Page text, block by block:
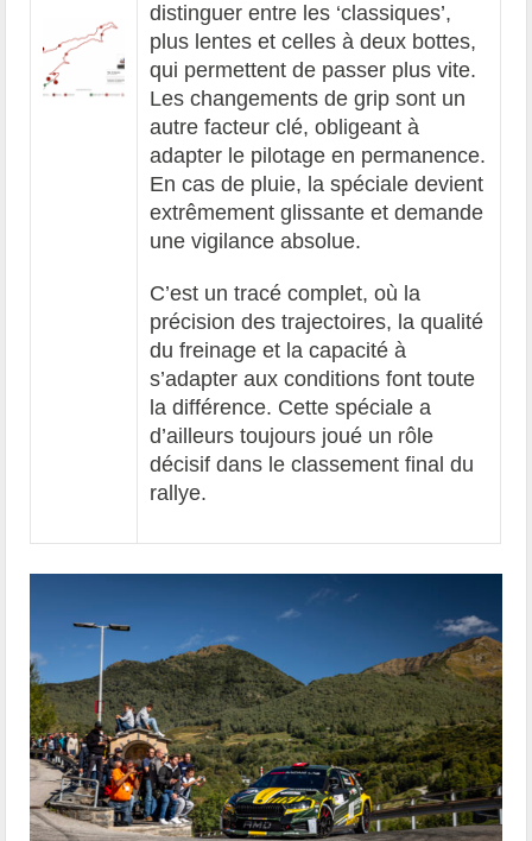
distinguer entre les ‘classiques’,
plus lentes et celles à deux bottes,
qui permettent de passer plus vite.
Les changements de grip sont un
autre facteur clé, obligeant à
adapter le pilotage en permanence.
En cas de pluie, la spéciale devient
extrêmement glissante et demande
une vigilance absolue.
C’est un tracé complet, où la
précision des trajectoires, la qualité
du freinage et la capacité à
s’adapter aux conditions font toute
la différence. Cette spéciale a
d’ailleurs toujours joué un rôle
décisif dans le classement final du
rallye.